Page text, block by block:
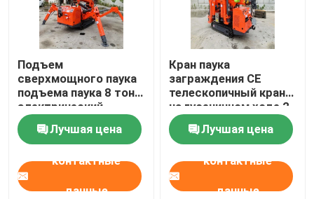
Подъем
сверхмощного паука
подъема паука 8 тонн
электрический
дизельный
отслеживаемый
воздушный для
строительных
площадок
Лучшая цена
контактные
данные
Кран паука
заграждения CE
телескопичный кран
на гусеничном ходе 2
тонн мини
Лучшая цена
контактные
данные